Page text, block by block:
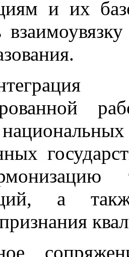
и их
а